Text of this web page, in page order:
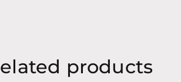
products